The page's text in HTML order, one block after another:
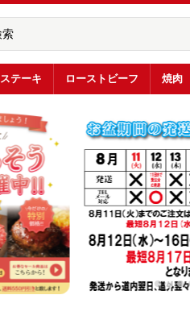
ステーキ ローストビーフ 焼肉